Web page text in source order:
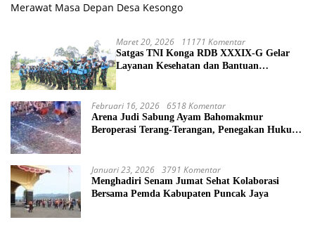
Merawat Masa Depan Desa Kesongo
Maret 20, 2026 11171 Komentar
Satgas TNI Konga RDB XXXIX-G Gelar
Layanan Kesehatan dan Bantuan
Februari 16, 2026 6518 Komentar
Arena Judi Sabung Ayam Bahomakmur
Beroperasi Terang-Terangan, Penegakan Hukum
Januari 23, 2026 3791 Komentar
Menghadiri Senam Jumat Sehat Kolaborasi
Bersama Pemda Kabupaten Puncak Jaya